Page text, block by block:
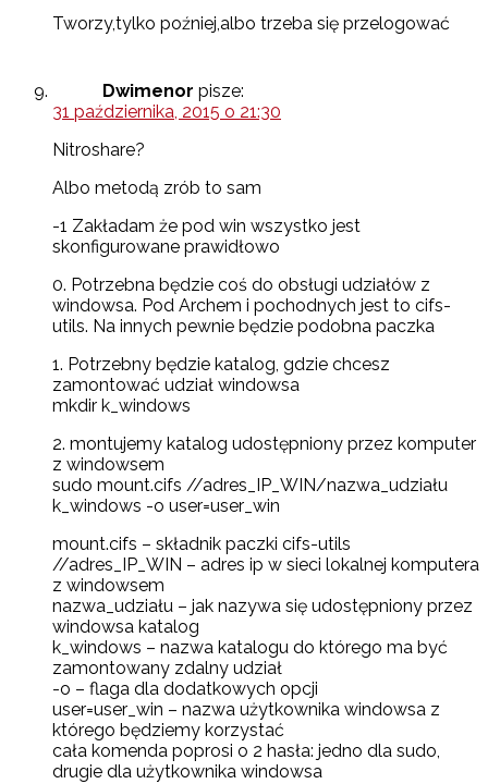
Tworzy,tylko poźniej,albo trzeba się przelogować
Dwimenor pisze:
31 października, 2015 o 21:30
Nitroshare?
Albo metodą zrób to sam
-1 Zakładam że pod win wszystko jest
skonfigurowane prawidłowo
0. Potrzebna będzie coś do obsługi udziałów z
windowsa. Pod Archem i pochodnych jest to cifs-
utils. Na innych pewnie będzie podobna paczka
1. Potrzebny będzie katalog, gdzie chcesz
zamontować udział windowsa
mkdir k_windows
2. montujemy katalog udostępniony przez komputer
z windowsem
sudo mount.cifs //adres_IP_WIN/nazwa_udziału
k_windows -o user=user_win
mount.cifs – składnik paczki cifs-utils
//adres_IP_WIN – adres ip w sieci lokalnej komputera
z windowsem
nazwa_udziału – jak nazywa się udostępniony przez
windowsa katalog
k_windows – nazwa katalogu do którego ma być
zamontowany zdalny udział
-o – flaga dla dodatkowych opcji
user=user_win – nazwa użytkownika windowsa z
którego będziemy korzystać
cała komenda poprosi o 2 hasła: jedno dla sudo,
drugie dla użytkownika windowsa